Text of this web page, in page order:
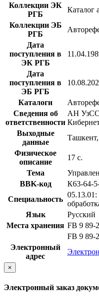
Коллекции ЭК
РГБ
Каталог
Коллекции ЭБ
РГБ
Дата
поступления в
ЭК РГБ
Дата
поступления в
ЭБ РГБ
Каталоги
Сведения об
ответственности
АН
Выходные
данные
Физическое
описание
17 с.
Тема
BBK-код
К63-64-
Специальность
Язык
Русский
Места хранения FB 9 89-
FB 9 89-
Электронный
адрес
×
Электронный заказ